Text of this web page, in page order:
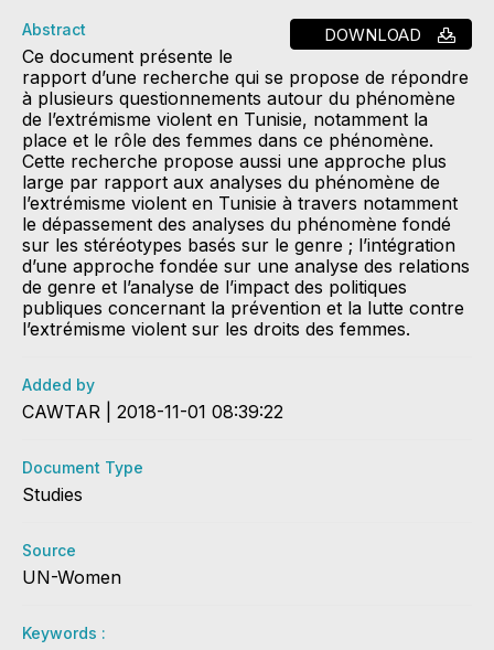
DOWNLOAD
Abstract
Ce document présente le
rapport d’une recherche qui se propose de répondre
à plusieurs questionnements autour du phénomène
de l’extrémisme violent en Tunisie, notamment la
place et le rôle des femmes dans ce phénomène.
Cette recherche propose aussi une approche plus
large par rapport aux analyses du phénomène de
l’extrémisme violent en Tunisie à travers notamment
le dépassement des analyses du phénomène fondé
sur les stéréotypes basés sur le genre ; l’intégration
d’une approche fondée sur une analyse des relations
de genre et l’analyse de l’impact des politiques
publiques concernant la prévention et la lutte contre
l’extrémisme violent sur les droits des femmes.
Added by
CAWTAR | 2018-11-01 08:39:22
Document Type
Studies
Source
UN-Women
Keywords :